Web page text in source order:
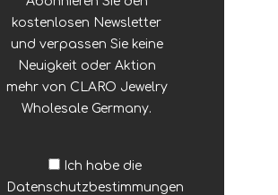
kostenlosen Newsletter
und verpassen Sie keine
Neuigkeit oder Aktion
mehr von CLARO Jewelry
Wholesale Germany.
Ich habe die
Datenschutzbestimmungen